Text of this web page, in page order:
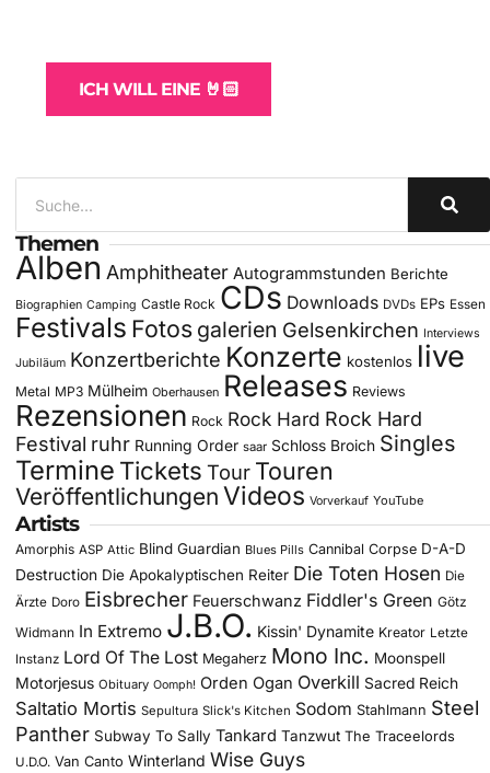
ICH WILL EINE 🤘🏻
Themen
Alben Amphitheater Autogrammstunden Berichte
Biographien Camping Castle Rock CDs Downloads DVDs EPs Essen
Festivals Fotos galerien Gelsenkirchen Interviews
Jubiläum Konzertberichte Konzerte kostenlos live
Metal MP3 Mülheim Oberhausen Releases Reviews
Rezensionen Rock Rock Hard Rock Hard
Festival ruhr Running Order saar Schloss Broich Singles
Termine Tickets Tour Touren
Veröffentlichungen Videos Vorverkauf YouTube
Artists
Amorphis ASP Attic Blind Guardian Blues Pills Cannibal Corpse D-A-D
Destruction Die Apokalyptischen Reiter Die Toten Hosen Die
Ärzte Doro Eisbrecher Feuerschwanz Fiddler's Green Götz
Widmann In Extremo J.B.O. Kissin' Dynamite Kreator Letzte
Instanz Lord Of The Lost Megaherz Mono Inc. Moonspell
Motorjesus Obituary Oomph! Orden Ogan Overkill Sacred Reich
Saltatio Mortis Sepultura Slick's Kitchen Sodom Stahlmann Steel
Panther Subway To Sally Tankard Tanzwut The Traceelords
U.D.O. Van Canto Winterland Wise Guys